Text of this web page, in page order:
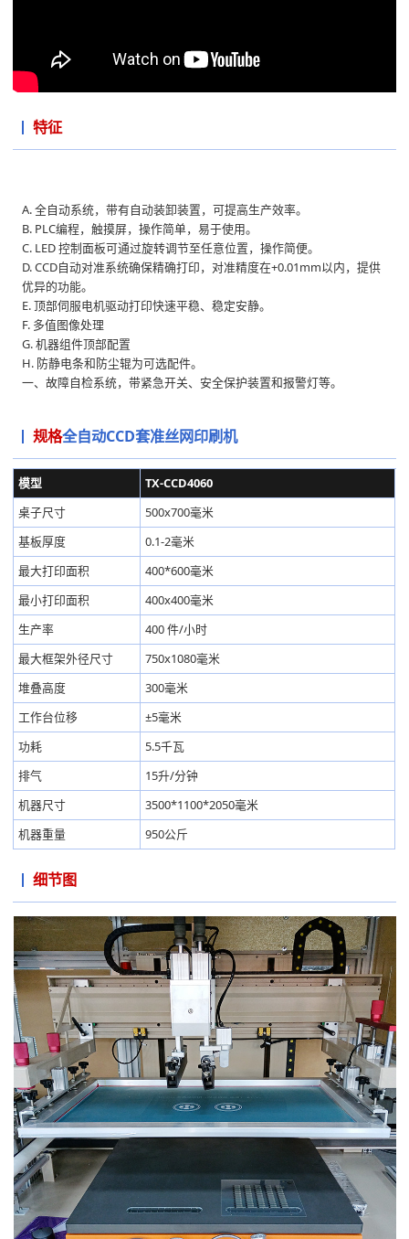
特征
A. 全自动系统，带有自动装卸装置，可提高生产效率。
B. PLC编程，触摸屏，操作简单，易于使用。
C. LED 控制面板可通过旋转调节至任意位置，操作简便。
D. CCD自动对准系统确保精确打印，对准精度在+0.01mm以内，提供
优异的功能。
E. 顶部伺服电机驱动打印快速平稳、稳定安静。
F. 多值图像处理
G. 机器组件顶部配置
H. 防静电条和防尘辊为可选配件。
一、故障自检系统，带紧急开关、安全保护装置和报警灯等。
规格全自动CCD套准丝网印刷机
模型
TX-CCD4060
桌子尺寸
500x700毫米
基板厚度
0.1-2毫米
最大打印面积
400*600毫米
最小打印面积
400x400毫米
生产率
400 件/小时
最大框架外径尺寸
750x1080毫米
堆叠高度
300毫米
工作台位移
±5毫米
功耗
5.5千瓦
排气
15升/分钟
机器尺寸
3500*1100*2050毫米
机器重量
950公斤
细节图